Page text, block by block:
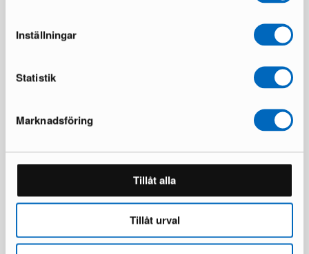
Inställningar
Statistik
Marknadsföring
Tillåt alla
Tillåt urval